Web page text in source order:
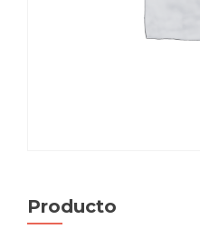
Producto